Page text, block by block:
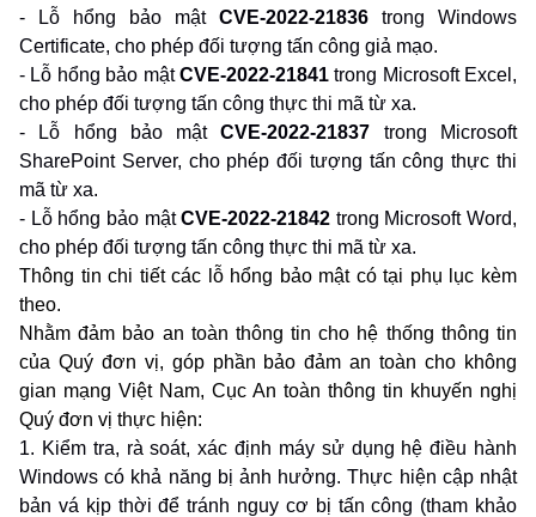
- Lỗ hổng bảo mật CVE-2022-21836 trong Windows
Certificate, cho phép đối tượng tấn công giả mạo.
- Lỗ hổng bảo mậtCVE-2022-21841trong Microsoft Excel,
cho phép đối tượng tấn công thực thi mã từ xa.
- Lỗ hổng bảo mậtCVE-2022-21837 trong Microsoft
SharePoint Server, cho phép đối tượng tấn công thực thi
mã từ xa.
- Lỗ hổng bảo mậtCVE-2022-21842 trong Microsoft Word,
cho phép đối tượng tấn công thực thi mã từ xa.
Thông tin chi tiết các lỗ hổng bảo mật có tại phụ lục kèm
theo.
Nhằm đảm bảo an toàn thông tin cho hệ thống thông tin
của Quý đơn vị, góp phần bảo đảm an toàn cho không
gian mạng Việt Nam, Cục An toàn thông tin khuyến nghị
Quý đơn vị thực hiện:
1. Kiểm tra, rà soát, xác định máy sử dụng hệ điều hành
Windows có khả năng bị ảnh hưởng. Thực hiện cập nhật
bản vá kịp thời để tránh nguy cơ bị tấn công (tham khảo